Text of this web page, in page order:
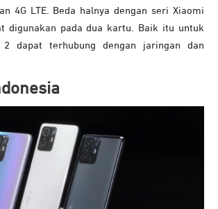
4G LTE. Beda halnya dengan seri Xiaomi
digunakan pada dua kartu. Baik itu untuk
dapat terhubung dengan jaringan dan